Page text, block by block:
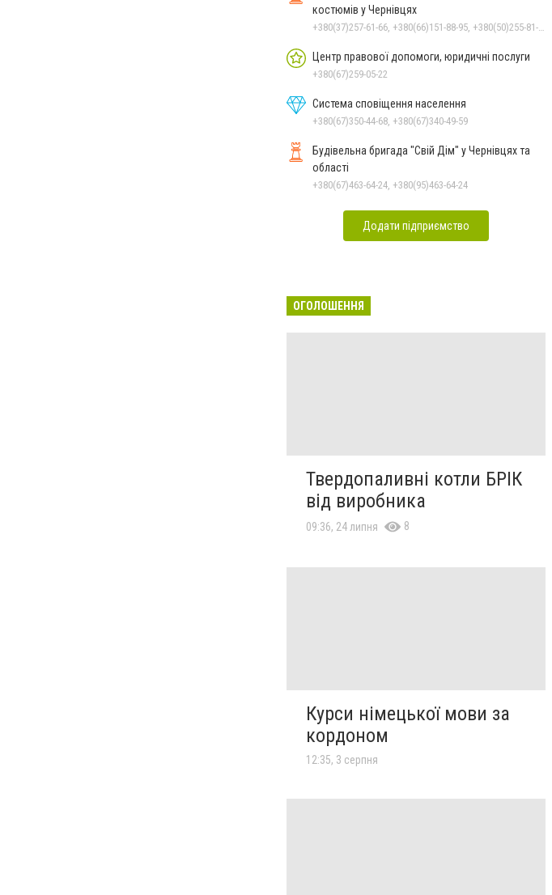
костюмів у Чернівцях
Центр правової допомоги, юридичні послуги
+380(67)259-05-22
Система сповіщення населення
+380(67)350-44-68, +380(67)340-49-59
Будівельна бригада "Свій Дім" у Чернівцях та
області
+380(67)463-64-24, +380(95)463-64-24
Додати підприємство
ОГОЛОШЕННЯ
Твердопаливні котли БРІК
від виробника
09:36, 24 липня 8
Курси німецької мови за
кордоном
12:35, 3 серпня